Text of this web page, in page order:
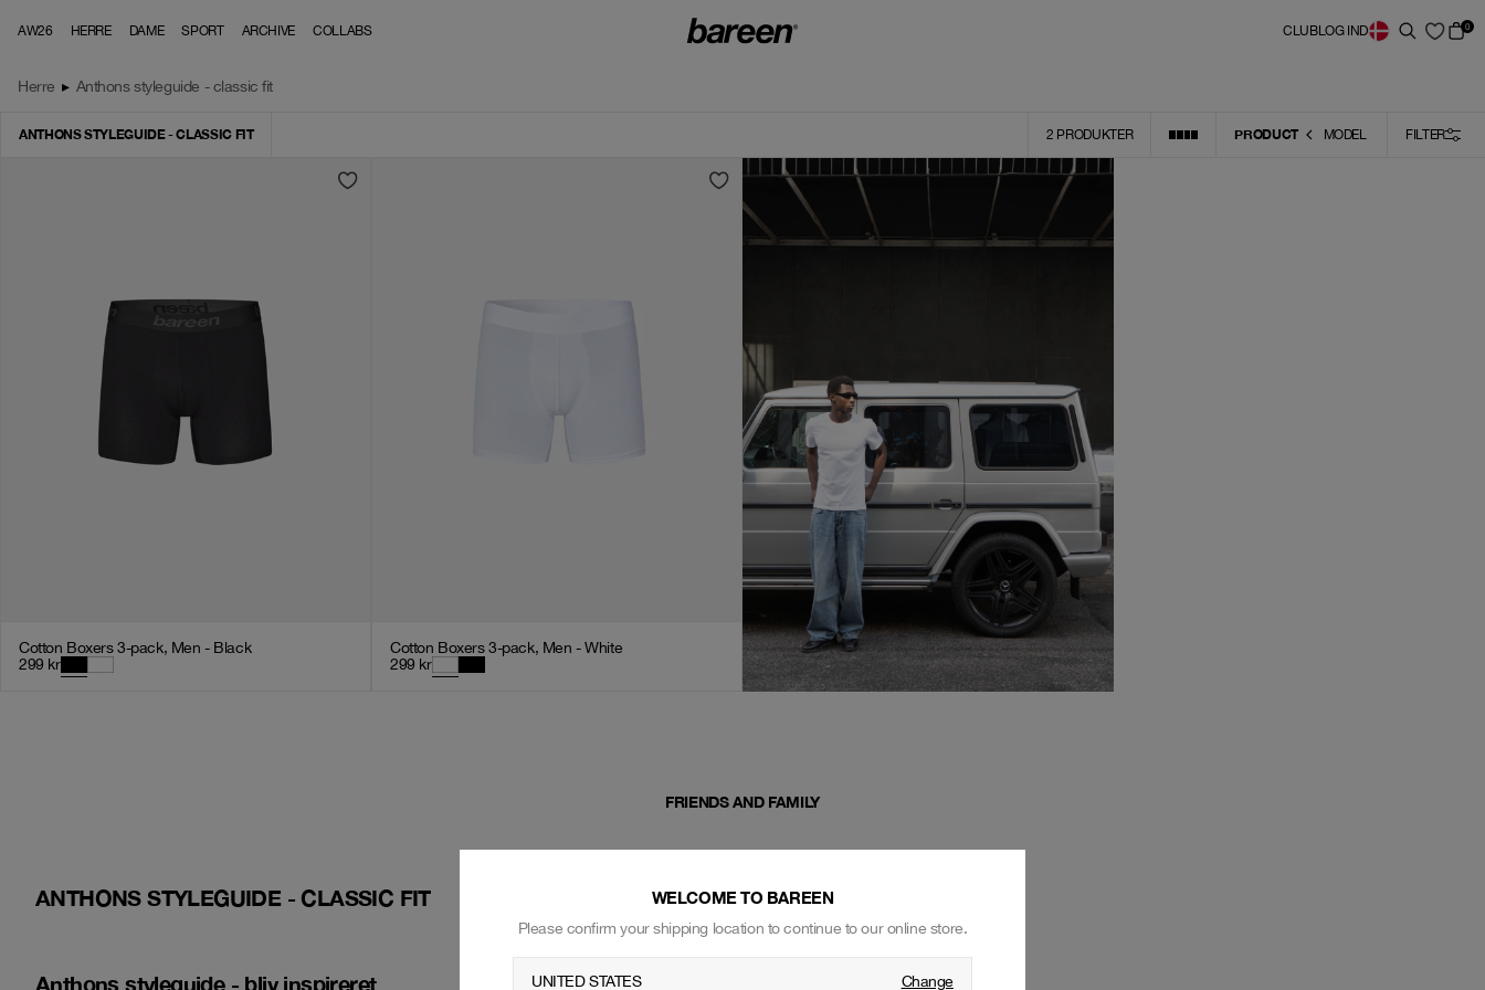
AW26 HERRE DAME SPORT ARCHIVE COLLABS CLUBLOG IND 0
Herre ▸ Anthons styleguide - classic fit
ANTHONS STYLEGUIDE - CLASSIC FIT 2 PRODUKTER PRODUCT MODEL FILTER
Cotton Boxers 3-pack, Men - Black
299 kr
Cotton Boxers 3-pack, Men - White
299 kr
FRIENDS AND FAMILY
ANTHONS STYLEGUIDE - CLASSIC FIT
Anthons styleguide - bliv inspireret
WELCOME TO BAREEN
Please confirm your shipping location to continue to our online store.
UNITED STATES Change